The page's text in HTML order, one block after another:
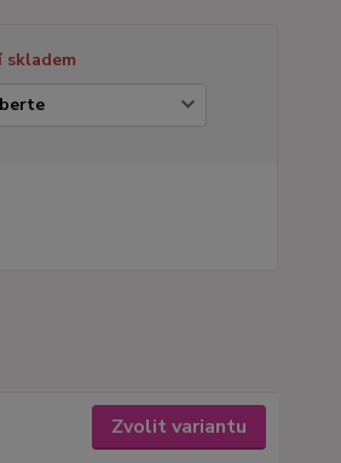
skladem
Zvolit variantu